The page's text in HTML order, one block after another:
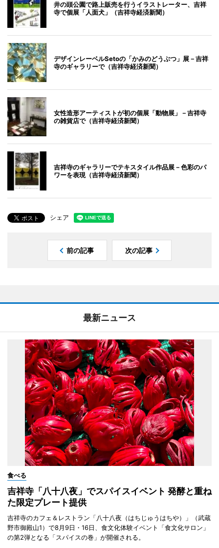
井の頭公園で路上販売を行うイラストレーター、吉祥
寺で個展「人面犬」（吉祥寺経済新聞）
デザインレーベルSetoの「かみのどうぶつ」展－吉祥
寺のギャラリーで（吉祥寺経済新聞）
女性造形アーティストが初の個展「動物展」－吉祥寺
の雑貨店で（吉祥寺経済新聞）
吉祥寺のギャラリーでテキスタイル作品展－色彩のパ
ワーを表現（吉祥寺経済新聞）
シェア
前の記事 次の記事
最新ニュース
食べる
吉祥寺「八十八夜」でスパイスイベント 発酵と重ね
た限定プレート提供
吉祥寺のカフェ＆レストラン「八十八夜（はちじゅうはちや）」（武蔵
野市御殿山1）で8月9日・16日、食文化体験イベント「食文化サロン」
の第2弾となる「スパイスの巻」が開催される。